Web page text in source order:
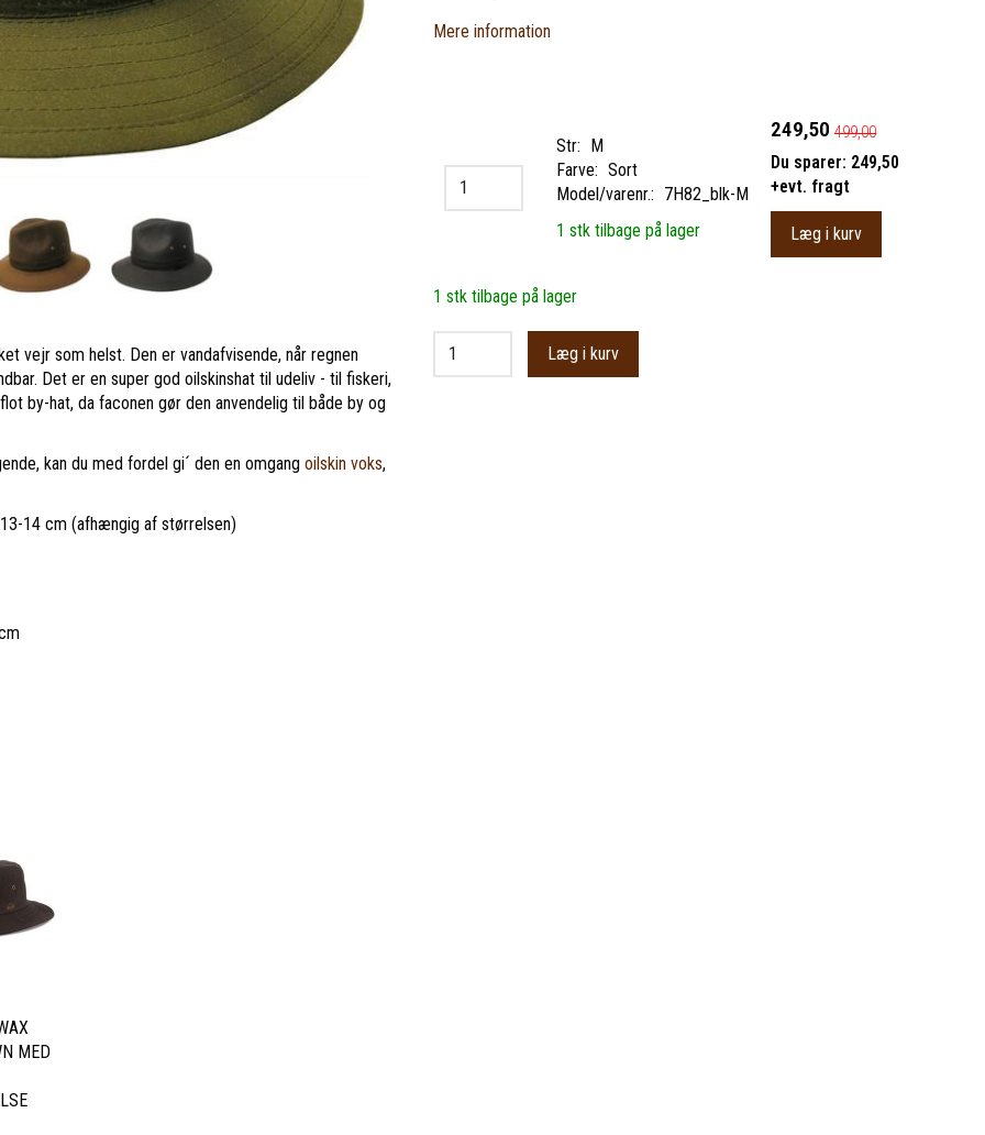
vejr som helst. Den er vandafvisende, når regnen
Det er en super god oilskinshat til udeliv - til fiskeri,
by-hat, da faconen gør den anvendelig til både by og
kan du med fordel gi´ den en omgang oilskin voks,
14 cm (afhængig af størrelsen)
Mere information
Str: M
Farve: Sort
Model/varenr.: 7H82_blk-M
1 stk tilbage på lager
249,50 499,00
Du sparer: 249,50
+evt. fragt
Læg i kurv
1 stk tilbage på lager
Læg i kurv
MED